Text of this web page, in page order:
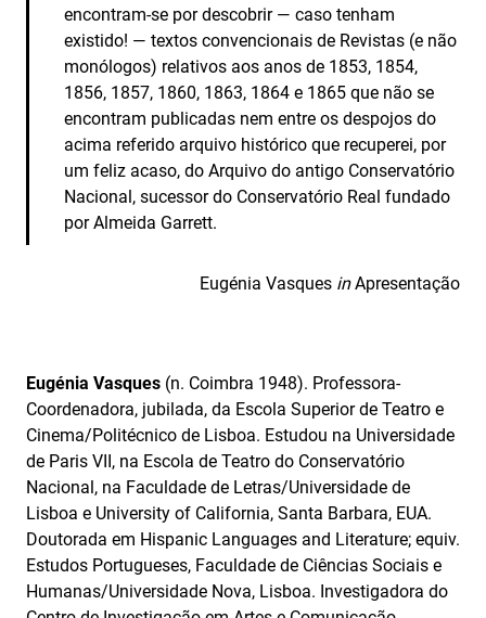
encontram-se por descobrir — caso tenham
existido! — textos convencionais de Revistas (e não
monólogos) relativos aos anos de 1853, 1854,
1856, 1857, 1860, 1863, 1864 e 1865 que não se
encontram publicadas nem entre os despojos do
acima referido arquivo histórico que recuperei, por
um feliz acaso, do Arquivo do antigo Conservatório
Nacional, sucessor do Conservatório Real fundado
por Almeida Garrett.
Eugénia Vasques inApresentação
Eugénia Vasques (n. Coimbra 1948). Professora-
Coordenadora, jubilada, da Escola Superior de Teatro e
Cinema/Politécnico de Lisboa. Estudou na Universidade
de Paris VII, na Escola de Teatro do Conservatório
Nacional, na Faculdade de Letras/Universidade de
Lisboa e University of California, Santa Barbara, EUA.
Doutorada em Hispanic Languages and Literature; equiv.
Estudos Portugueses, Faculdade de Ciências Sociais e
Humanas/Universidade Nova, Lisboa. Investigadora do